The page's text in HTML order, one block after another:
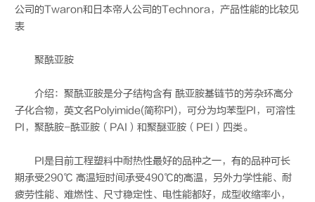
公司的Twaron和日本帝人公司的Technora，产品性能的比较见
表
聚酰亚胺
介绍：聚酰亚胺是分子结构含有 酰亚胺基链节的芳杂环高分
子化合物，英文名Polyimide(简称PI)，可分为均苯型PI，可溶性
PI，聚酰胺-酰亚胺（PAI）和聚醚亚胺（PEI）四类。
PI是目前工程塑料中耐热性最好的品种之一，有的品种可长
期承受290℃ 高温短时间承受490℃的高温，另外力学性能、耐
疲劳性能、难燃性、尺寸稳定性、电性能都好，成型收缩率小，